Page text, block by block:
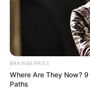
BRAINBERRIES
Where Are They Now?
Paths